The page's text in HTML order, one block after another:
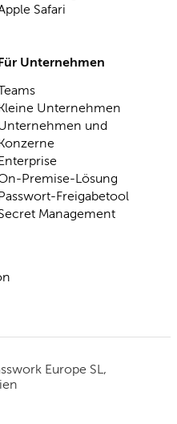
Safari
Unternehmen
Unternehmen
und
Premise-Lösung
Freigabetool
Management
Europe SL,